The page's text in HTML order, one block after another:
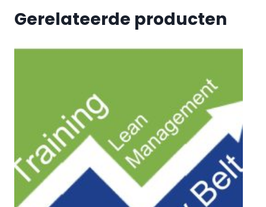
Gerelateerde producten